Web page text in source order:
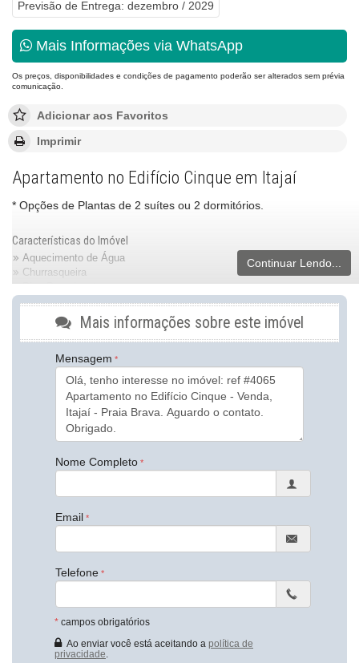
Previsão de Entrega: dezembro / 2029
Mais Informações via WhatsApp
Os preços, disponibilidades e condições de pagamento poderão ser alterados sem prévia
comunicação.
Adicionar aos Favoritos
Imprimir
Apartamento no Edifício Cinque em Itajaí
* Opções de Plantas de 2 suítes ou 2 dormitórios.
Características do Imóvel
Aquecimento de Água
Churrasqueira
Piso Porcelanato
Piso Vinílico
Andar Alto
Vista Livre
Acabamento em Gesso
Fechadura Eletrônica
Vista Panorâmica
Área de Serviço
Sacada com Churrasqueira
Sala de Estar
Sala de Jantar
Cozinha
Cozinha Americana
Sacada Técnica
Características do Empreendimento
Espaço Gourmet
Espaço Fitness
Continuar Lendo...
Mais informações sobre este imóvel
Mensagem
Nome Completo
Email
Telefone
* campos obrigatórios
Ao enviar você está aceitando a política de
privacidade